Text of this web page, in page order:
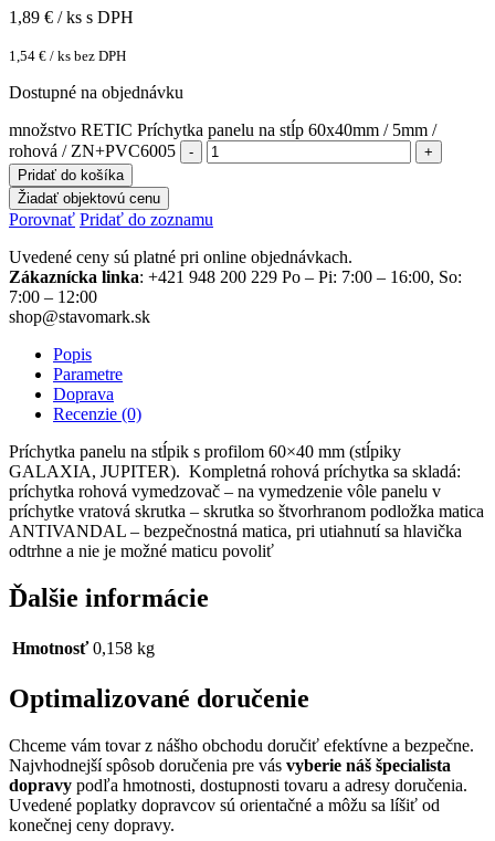
1,89 € / ks s DPH
1,54 € / ks bez DPH
Dostupné na objednávku
množstvo RETIC Príchytka panelu na stĺp 60x40mm / 5mm /
rohová / ZN+PVC6005
Pridať do košíka
Žiadať objektovú cenu
Porovnať Pridať do zoznamu
Uvedené ceny sú platné pri online objednávkach.
Zákaznícka linka: +421 948 200 229 Po – Pi: 7:00 – 16:00, So:
7:00 – 12:00
shop@stavomark.sk
Popis
Parametre
Doprava
Recenzie (0)
Príchytka panelu na stĺpik s profilom 60×40 mm (stĺpiky
GALAXIA, JUPITER). Kompletná rohová príchytka sa skladá:
príchytka rohová vymedzovač – na vymedzenie vôle panelu v
príchytke vratová skrutka – skrutka so štvorhranom podložka matica
ANTIVANDAL – bezpečnostná matica, pri utiahnutí sa hlavička
odtrhne a nie je možné maticu povoliť
Ďalšie informácie
Hmotnosť 0,158 kg
Optimalizované doručenie
Chceme vám tovar z nášho obchodu doručiť efektívne a bezpečne.
Najvhodnejší spôsob doručenia pre vás vyberie náš špecialista
dopravy podľa hmotnosti, dostupnosti tovaru a adresy doručenia.
Uvedené poplatky dopravcov sú orientačné a môžu sa líšiť od
konečnej ceny dopravy.